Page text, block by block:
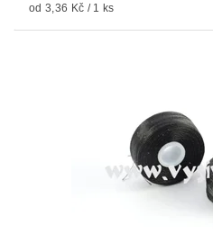
od 3,36 Kč / 1 ks